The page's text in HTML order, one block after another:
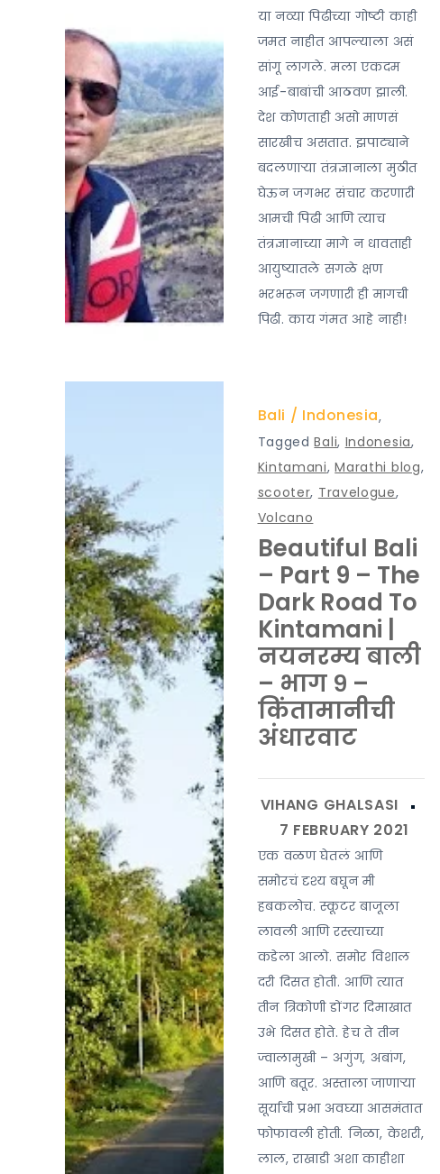
या नव्या पिढीच्या गोष्टी काही
जमत नाहीत आपल्याला असं
सांगू लागले. मला एकदम
आई-बाबांची आठवण झाली.
देश कोणताही असो माणसं
सारखीच असतात. झपाट्याने
बदलणाऱ्या तंत्रज्ञानाला मुठीत
घेऊन जगभर संचार करणारी
आमची पिढी आणि त्याच
तंत्रज्ञानाच्या मागे न धावताही
आयुष्यातले सगळे क्षण
भरभरून जगणारी ही मागची
पिढी. काय गंमत आहे नाही!
Bali ,
Indonesia
TaggedBali, Indonesia,
Kintamani,Marathi blog,
scooter, Travelogue,
Volcano
Beautiful Bali
– Part 9 – The
Dark Road To
Kintamani |
नयनरम्य बाली
– भाग ९ –
किंतामानीची
अंधारवाट
एक वळण घेतलं आणि
समोरचं दृश्य बघून मी
हबकलोच. स्कूटर बाजूला
लावली आणि रस्त्याच्या
कडेला आलो. समोर विशाल
दरी दिसत होती. आणि त्यात
तीन त्रिकोणी डोंगर दिमाखात
उभे दिसत होते. हेच ते तीन
ज्वालामुखी – अगुंग, अबांग,
आणि बतूर. अस्ताला जाणार्‍या
सूर्याची प्रभा अवघ्या आसमंतात
फोफावली होती. निळा, केशरी,
लाल, राखाडी अशा काहीशा